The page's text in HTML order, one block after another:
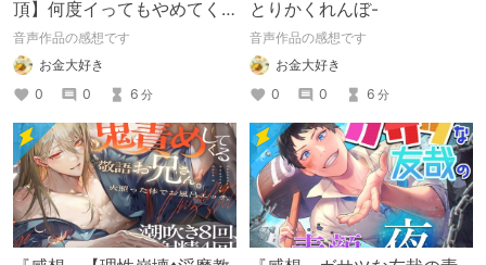
頂】何度イってもやめてく
れない嫉妬彼氏に激責めさ
れて堕とされる。
音声作品の感想です
お金大好き
0
0 6 分
とりかくれんぼ-
音声作品の感想です
お金大好き
0
0 6 分